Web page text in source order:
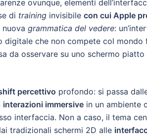
ovunque, elementi
di training invisibile con cui Apple
nuova grammatica del vedere:
digitale che non compete col mondo
da osservare su uno schermo
percettivo profondo: si passa
interazioni immersive in un ambiente
interfaccia. Non a caso, il tema
tradizionali schermi 2D alle